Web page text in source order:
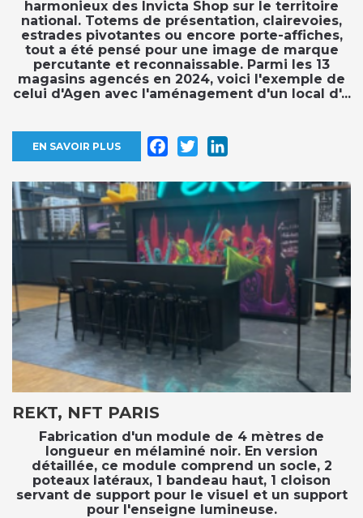
harmonieux des Invicta Shop sur le territoire
national. Totems de présentation, clairevoies,
estrades pivotantes ou encore porte-affiches,
tout a été pensé pour une image de marque
percutante et reconnaissable. Parmi les 13
magasins agencés en 2024, voici l'exemple de
celui d'Agen avec l'aménagement d'un local d'...
EN SAVOIR PLUS Facebook
Twitter
REKT, NFT PARIS
Fabrication d'un module de 4 mètres de
longueur en mélaminé noir. En version
détaillée, ce module comprend un socle, 2
poteaux latéraux, 1 bandeau haut, 1 cloison
servant de support pour le visuel et un support
pour l'enseigne lumineuse.